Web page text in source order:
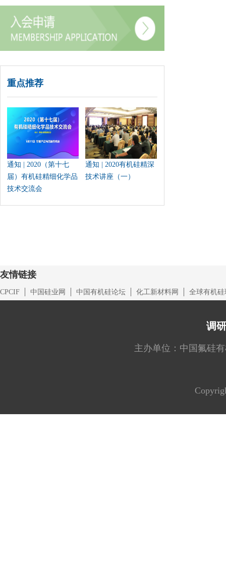
重点推荐
通知 | 2020（第十七
届）有机硅精细化学品
技术交流会
通知 | 2020有机硅精深
技术讲座（一）
友情链接
CPCIF 中国硅业网 中国有机硅论坛 化工新材料网 全球有机硅
调
主办单位：中国氟硅